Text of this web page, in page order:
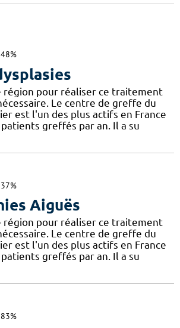
48%
région pour réaliser ce traitement
Le centre de greffe du
est l'un des plus actifs en France
greffés par an. Il a su
37%
Aiguës
région pour réaliser ce traitement
Le centre de greffe du
est l'un des plus actifs en France
greffés par an. Il a su
83%